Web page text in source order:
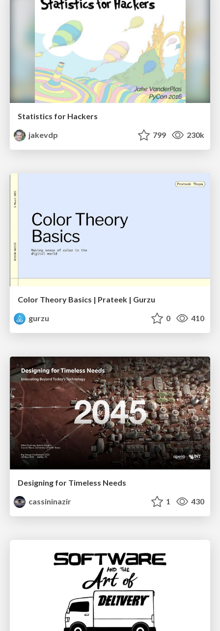
Statistics for Hackers
jakevdp
799 230k
Color Theory Basics | Prateek | Gurzu
gurzu
0 410
Designing for Timeless Needs
cassininazir
1 430